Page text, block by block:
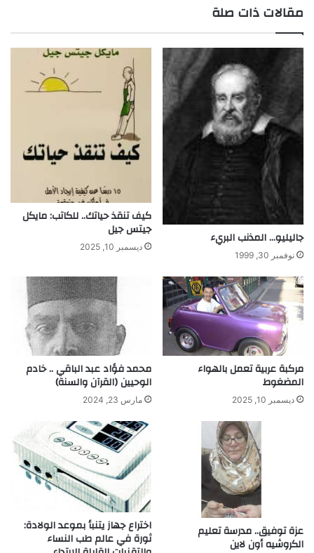
مقالات ذات صلة
جاليليو… المذنب البريء
نوفمبر 30, 1999
كيف تنقذ حياتك.. للكاتب: مايكل
جيتس جيل
ديسمبر 10, 2025
مركبة عربية تعمل بالهواء
المضغوط
ديسمبر 10, 2025
محمد فؤاد عبد الباقي .. خادم
الوحيين (القرآن والسنة)
مارس 23, 2024
عزة توفيق.. مدرسة تعليم
الكروشيه أون لاين
اختراع جهاز يتنبأ بموعد الولادة:
ثورة في عالم طب النساء